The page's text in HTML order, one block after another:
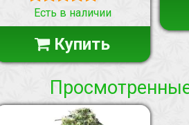
Есть в наличии
Купить